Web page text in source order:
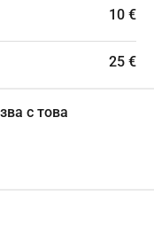
inspirerende-
volwassenen-in-
10 €
25 €
с това